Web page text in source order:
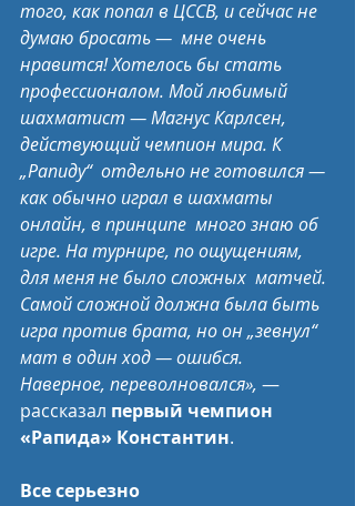
того, как попал в ЦССВ, и сейчас не
думаю бросать —  мне очень
нравится! Хотелось бы стать
профессионалом. Мой любимый
шахматист — Магнус Карлсен,
действующий чемпион мира. К
„Рапиду“  отдельно не готовился —
как обычно играл в шахматы
онлайн, в принципе  много знаю об
игре. На турнире, по ощущениям,
для меня не было сложных  матчей.
Самой сложной должна была быть
игра против брата, но он „зевнул“
мат в один ход — ошибся.
Наверное, переволновался», —
рассказал первый чемпион
«Рапида» Константин.
Все серьезно